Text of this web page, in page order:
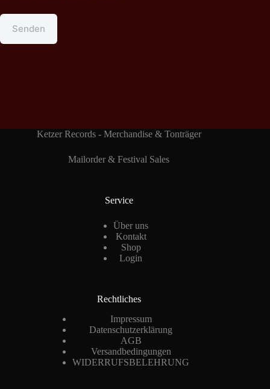
Senden
Ketzer Records - Merchandise & Tonträger
Mailorder & Festival Sales
Service
Über uns
Kontakt
Shop
Login
Rechtliches
Impressum
Datenschutzerklärung
AGB
Versandbedingungen
WIDERRUFSBELEHRUNG